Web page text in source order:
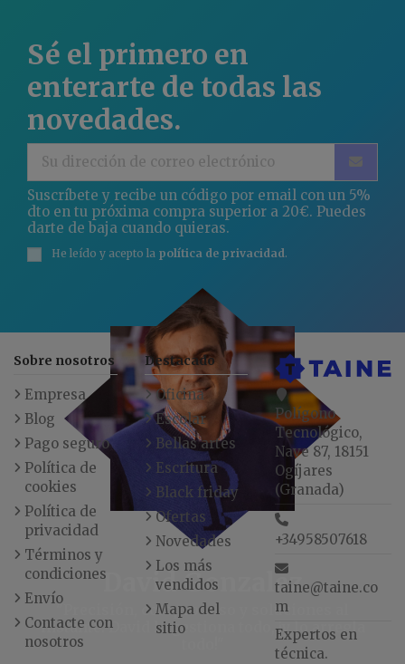
Sé el primero en
enterarte de todas las
novedades.
Suscríbete y recibe un código por email con un 5%
dto en tu próxima compra superior a 20€. Puedes
darte de baja cuando quieras.
He leído y acepto la política de privacidad.
David Gonzalez
"Precisión, compromiso y soluciones al
instante. David lo gestiona todo, ¡y lo arregla
Sobre nosotros
Empresa
Blog
Pago seguro
Política de
cookies
Política de
privacidad
Términos y
condiciones
Envío
Contacte con
nosotros
Destacado
Oficina
Escolar
Bellas artes
Escritura
Black friday
Ofertas
Novedades
Los más
vendidos
Mapa del
sitio
Polígono
Tecnológico,
Nave 87, 18151
Ogíjares
(Granada)
+34958507618
taine@taine.co
m
Expertos en
técnica.